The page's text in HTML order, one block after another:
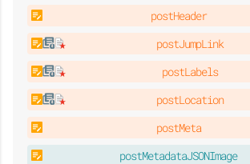
postHeader
postJumpLink
postLabels
postLocation
postMeta
postMetadataJSONImage